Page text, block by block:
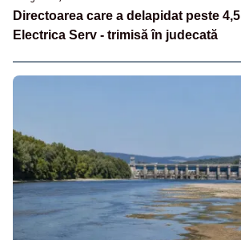
Directoarea care a delapidat peste
Electrica Serv - trimisă în judecată